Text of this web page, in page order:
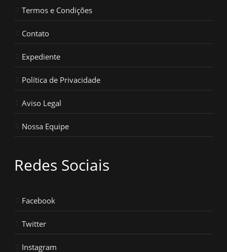
Termos e Condições
Contato
Expediente
Política de Privacidade
Aviso Legal
Nossa Equipe
Redes Sociais
Facebook
Twitter
Instagram